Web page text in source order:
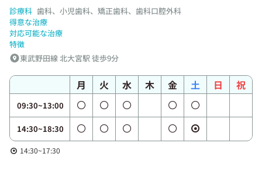
診療科 歯科、小児歯科、矯正歯科、歯科口腔外科
得意な治療
対応可能な治療
特徴
東武野田線 北大宮駅 徒歩9分
月 火 水 木 金 土 日 祝
09:30~13:00
14:30~18:30
14:30~17:30